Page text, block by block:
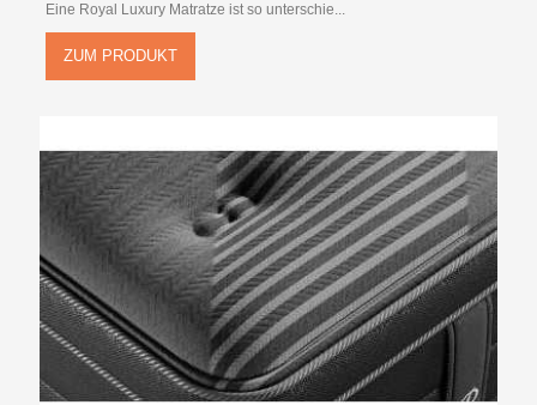
Eine Royal Luxury Matratze ist so unterschie...
ZUM PRODUKT